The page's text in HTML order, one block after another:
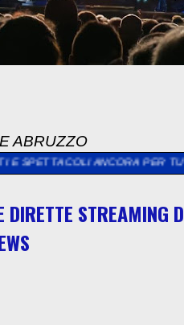
ABRUZZO
PER TUTTO AGOSTO.”
DIRETTE STREAMING